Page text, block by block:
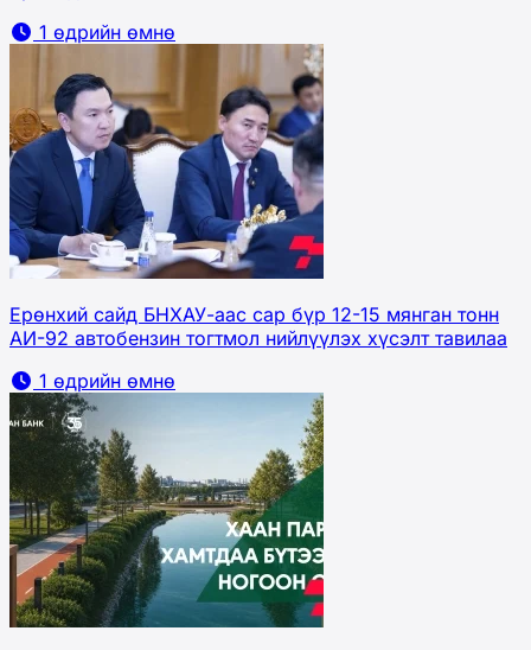
1 өдрийн өмнө
Ерөнхий сайд БНХАУ-аас сар бүр 12-15 мянган тонн
АИ-92 автобензин тогтмол нийлүүлэх хүсэлт тавилаа
1 өдрийн өмнө